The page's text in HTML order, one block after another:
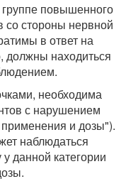
повышенного
со стороны нервной
в ответ на
должны находиться
необходима
с нарушением
и дозы").
наблюдаться
данной категории